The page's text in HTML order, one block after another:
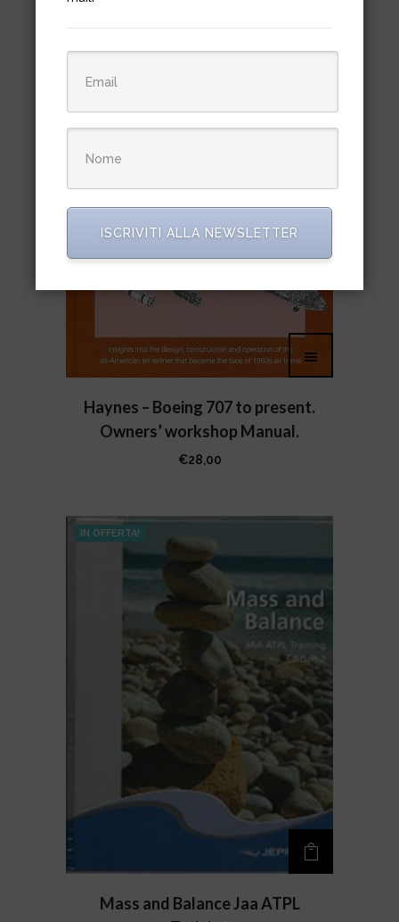
Haynes – Boeing 707 to present.
Owners’ workshop Manual.
€28,00
IN OFFERTA!
Mass and Balance Jaa ATPL
ISCRIVITI ALLA NEWSLETTER